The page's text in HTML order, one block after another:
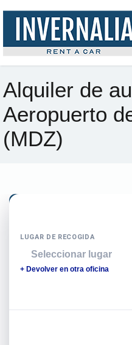
Alquiler de
Aeropuerto
(MDZ)
LUGAR DE RECOGIDA
Seleccionar lugar
+ Devolver en otra oficina